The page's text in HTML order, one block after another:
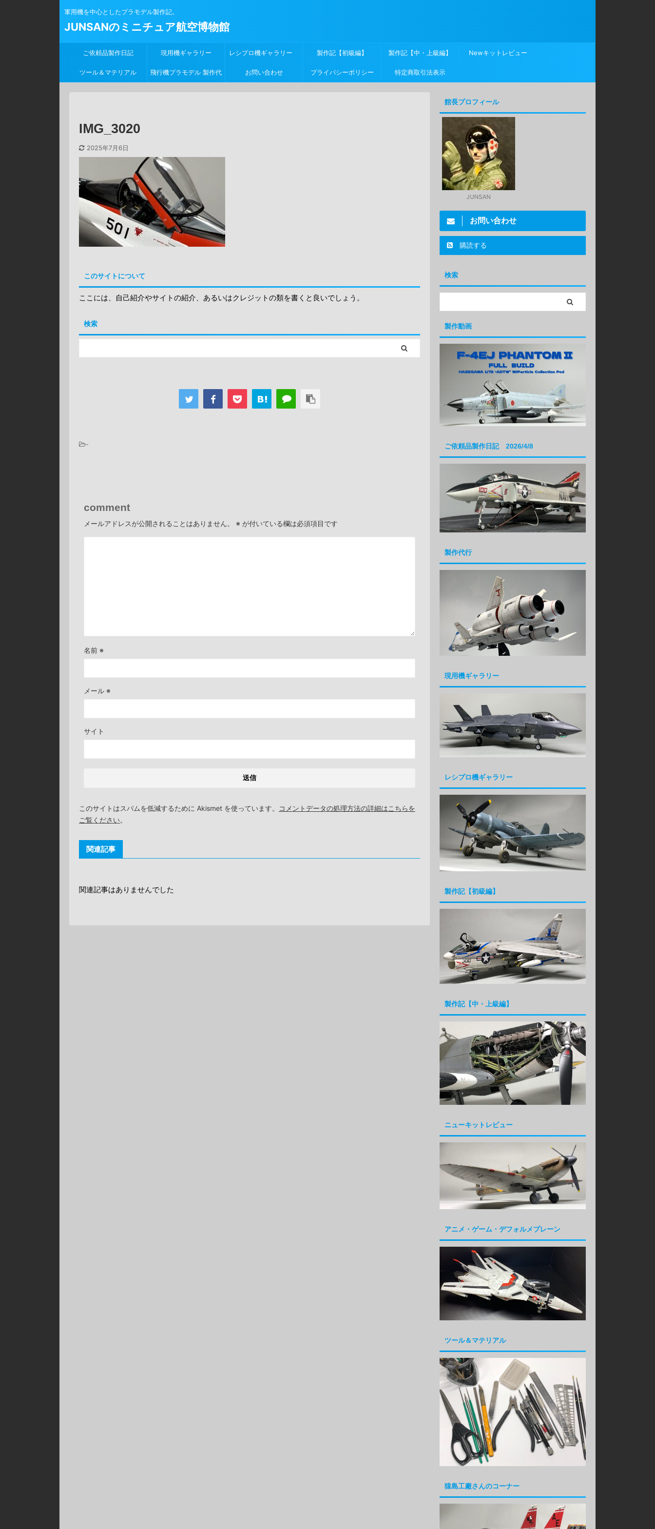
軍用機を中心としたプラモデル製作記。
JUNSANのミニチュア航空博物館
ご依頼品製作日記 現用機ギャラリー レシプロ機ギャラリー 製作記【初級編】 製作記【中・上級編】 Newキットレビュー
ツール＆マテリアル 飛行機プラモデル 製作代 お問い合わせ プライバシーポリシー 特定商取引法表示
IMG_3020
2025年7月6日
このサイトについて
ここには、自己紹介やサイトの紹介、あるいはクレジットの類を書くと良いでしょう。
検索
-
comment
メールアドレスが公開されることはありません。 ※ が付いている欄は必須項目です
名前 ※
メール ※
サイト
このサイトはスパムを低減するために Akismet を使っています。
コメントデータの処理方法の詳細はこちらを
ご覧ください。
関連記事
関連記事はありませんでした
館長プロフィール
JUNSAN
お問い合わせ
購読する
検索
製作動画
ご依頼品製作日記 2026/4/8
製作代行
現用機ギャラリー
レシプロ機ギャラリー
製作記【初級編】
製作記【中・上級編】
ニューキットレビュー
アニメ・ゲーム・デフォルメプレーン
ツール＆マテリアル
猿島工廠さんのコーナー